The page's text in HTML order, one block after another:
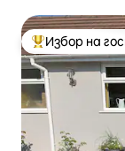
Най-Избор на